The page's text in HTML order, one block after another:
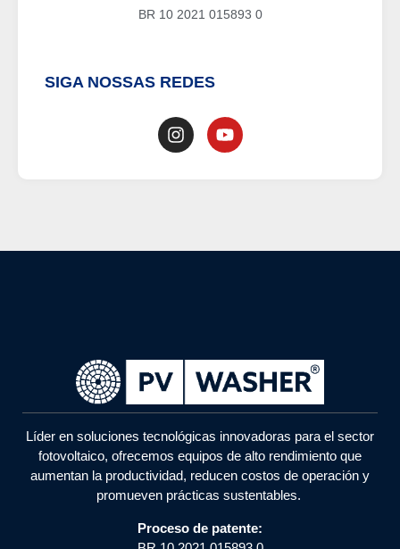
BR 10 2021 015893 0
SIGA NOSSAS REDES
Líder en soluciones tecnológicas innovadoras para el sector
fotovoltaico, ofrecemos equipos de alto rendimiento que
aumentan la productividad, reducen costos de operación y
promueven prácticas sustentables.
Proceso de patente: